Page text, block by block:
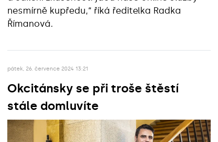
nesmírně kupředu,“ říká ředitelka Radka
Římanová.
pátek, 26. července 2024 13:21
Okcitánsky se při troše štěstí
stále domluvíte